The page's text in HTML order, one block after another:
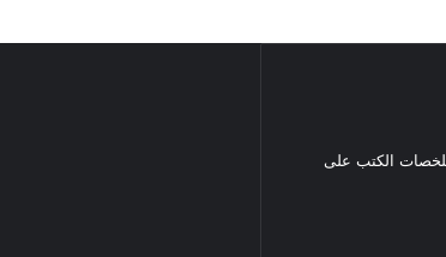
الكتب على